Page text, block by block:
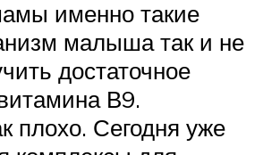
именно такие
малыша так и не
достаточное
В9.
плохо. Сегодня уже